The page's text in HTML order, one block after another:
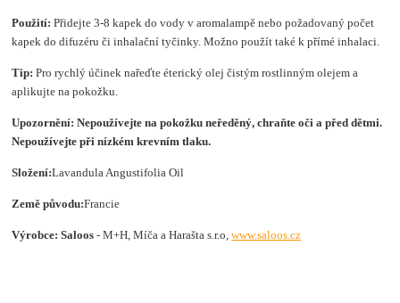
Použití: Přidejte 3-8 kapek do vody v aromalampě nebo požadovaný počet
kapek do difuzéru či inhalační tyčinky. Možno použít také k přímé inhalaci.
Tip: Pro rychlý účinek nařeďte éterický olej čistým rostlinným olejem a
aplikujte na pokožku.
Upozornění:Nepoužívejte na pokožku neředěný, chraňte oči a před dětmi.
Nepoužívejte při nízkém krevním tlaku.
Složení:Lavandula Angustifolia Oil
Země původu:Francie
Výrobce: Saloos - M+H, Míča a Harašta s.r.o,www.saloos.cz